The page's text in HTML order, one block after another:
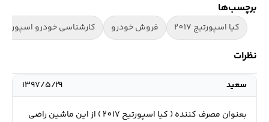
برچسب‌ها
کیا اسپورتیج 2017 فروش خودرو کارشناسی خودرو اسپورتیج
نظرات
سعید ۱۳۹۷/۵/۲۹
بعنوان مصرف کننده ( کیا اسپورتیح 2017 ) از این ماشین راضی